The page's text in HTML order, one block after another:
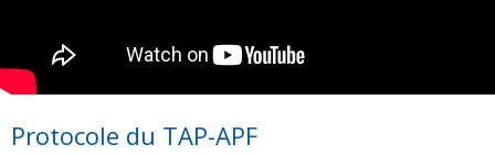
Protocole du TAP-APF